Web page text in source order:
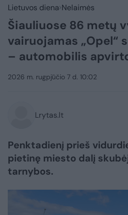
Lietuvos diena Nelaimės
Šiauliuose 86 metų
vairuojamas „Opel“
– automobilis
2026 m. rugpjūčio 7 d. 10:02
Lrytas.lt
Penktadienį prieš
pietinę miesto dalį
tarnybos.